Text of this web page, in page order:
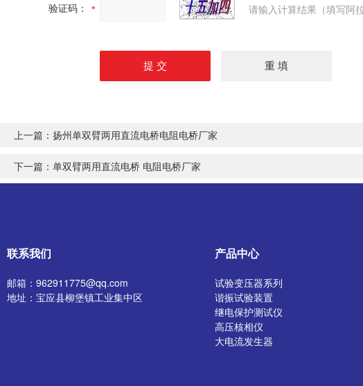
验证码： 请输入计算结果（填写阿
上一篇： 扬州单双臂两用直流电桥电阻电桥厂家
下一篇： 单双臂两用直流电桥 电阻电桥厂家
联系我们
邮箱：962911775@qq.com
地址：宝应县柳堡镇工业集中区
产品中心
试验变压器系列
谐振试验装置
继电保护测试仪
高压核相仪
大电流发生器